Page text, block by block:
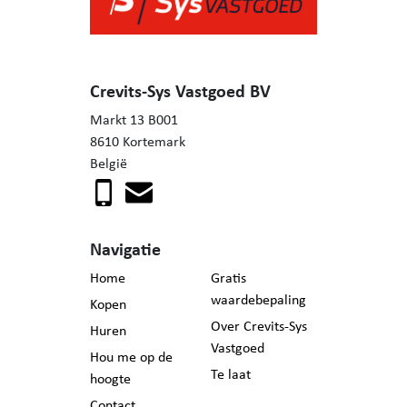
Crevits-Sys Vastgoed BV
Markt 13 B001
8610 Kortemark
België
Navigatie
Home
Kopen
Huren
Hou me op de
hoogte
Gratis
waardebepaling
Over Crevits-Sys
Vastgoed
Te laat